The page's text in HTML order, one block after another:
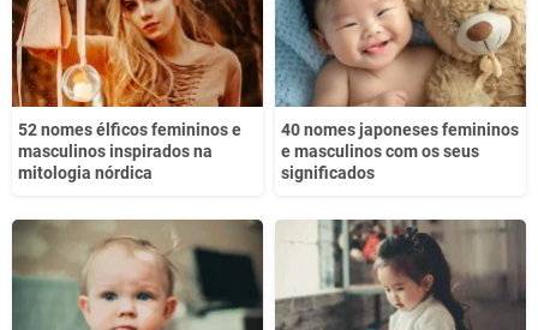
52 nomes élficos femininos e
masculinos inspirados na
mitologia nórdica
40 nomes japoneses femininos
e masculinos com os seus
significados